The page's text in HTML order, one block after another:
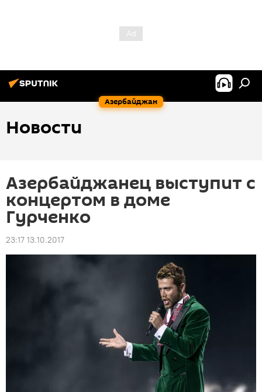
Азербайджан
Новости
Азербайджанец выступит с
концертом в доме
Гурченко
23:17 13.10.2017